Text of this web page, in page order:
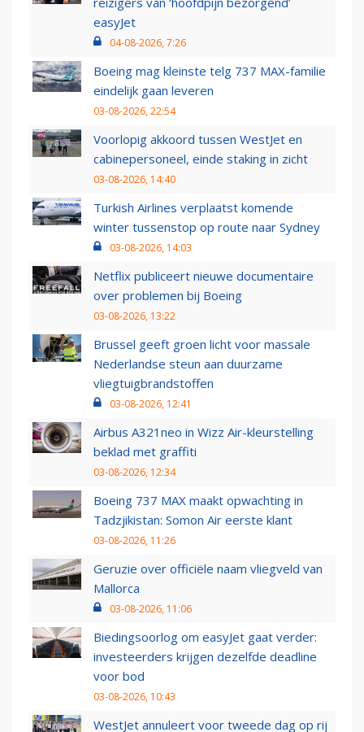
easyJet
04-08-2026, 7:26
Boeing mag kleinste telg 737 MAX-familie
eindelijk gaan leveren
03-08-2026, 22:54
Voorlopig akkoord tussen WestJet en
cabinepersoneel, einde staking in zicht
03-08-2026, 14:40
Turkish Airlines verplaatst komende
winter tussenstop op route naar Sydney
03-08-2026, 14:03
Netflix publiceert nieuwe documentaire
over problemen bij Boeing
03-08-2026, 13:22
Brussel geeft groen licht voor massale
Nederlandse steun aan duurzame
vliegtuigbrandstoffen
03-08-2026, 12:41
Airbus A321neo in Wizz Air-kleurstelling
beklad met graffiti
03-08-2026, 12:34
Boeing 737 MAX maakt opwachting in
Tadzjikistan: Somon Air eerste klant
03-08-2026, 11:26
Geruzie over officiële naam vliegveld van
Mallorca
03-08-2026, 11:06
Biedingsoorlog om easyJet gaat verder:
investeerders krijgen dezelfde deadline
voor bod
03-08-2026, 10:43
WestJet annuleert voor tweede dag op rij